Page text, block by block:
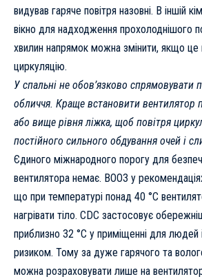
видував гаряче повітря назовні. В іншій
вікно для надходження прохолоднішого
хвилин напрямок можна змінити, якщо
циркуляцію.
У спальні не обов’язково спрямовувати
обличчя. Краще встановити вентилятор
або вище рівня ліжка, щоб повітря
постійного сильного обдування очей і
Єдиного міжнародного порогу для
вентилятора немає. ВООЗ у
що при температурі понад 40 °C
нагрівати тіло. CDC застосовує
приблизно 32 °C у приміщенні для людей
ризиком. Тому за дуже гарячого та
можна розраховувати лише на